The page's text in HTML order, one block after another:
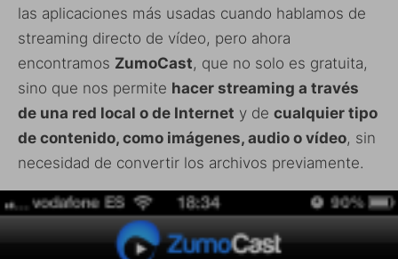
las aplicaciones más usadas cuando hablamos de
streaming directo de vídeo, pero ahora
encontramos ZumoCast, que no solo es gratuita,
sino que nos permite hacer streaming a través
de una red local o de Internet y de cualquier tipo
de contenido, como imágenes, audio o vídeo, sin
necesidad de convertir los archivos previamente.